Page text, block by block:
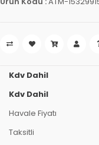
Kdv Dahil
Kdv Dahil
Havale Fiyatı
Taksitli